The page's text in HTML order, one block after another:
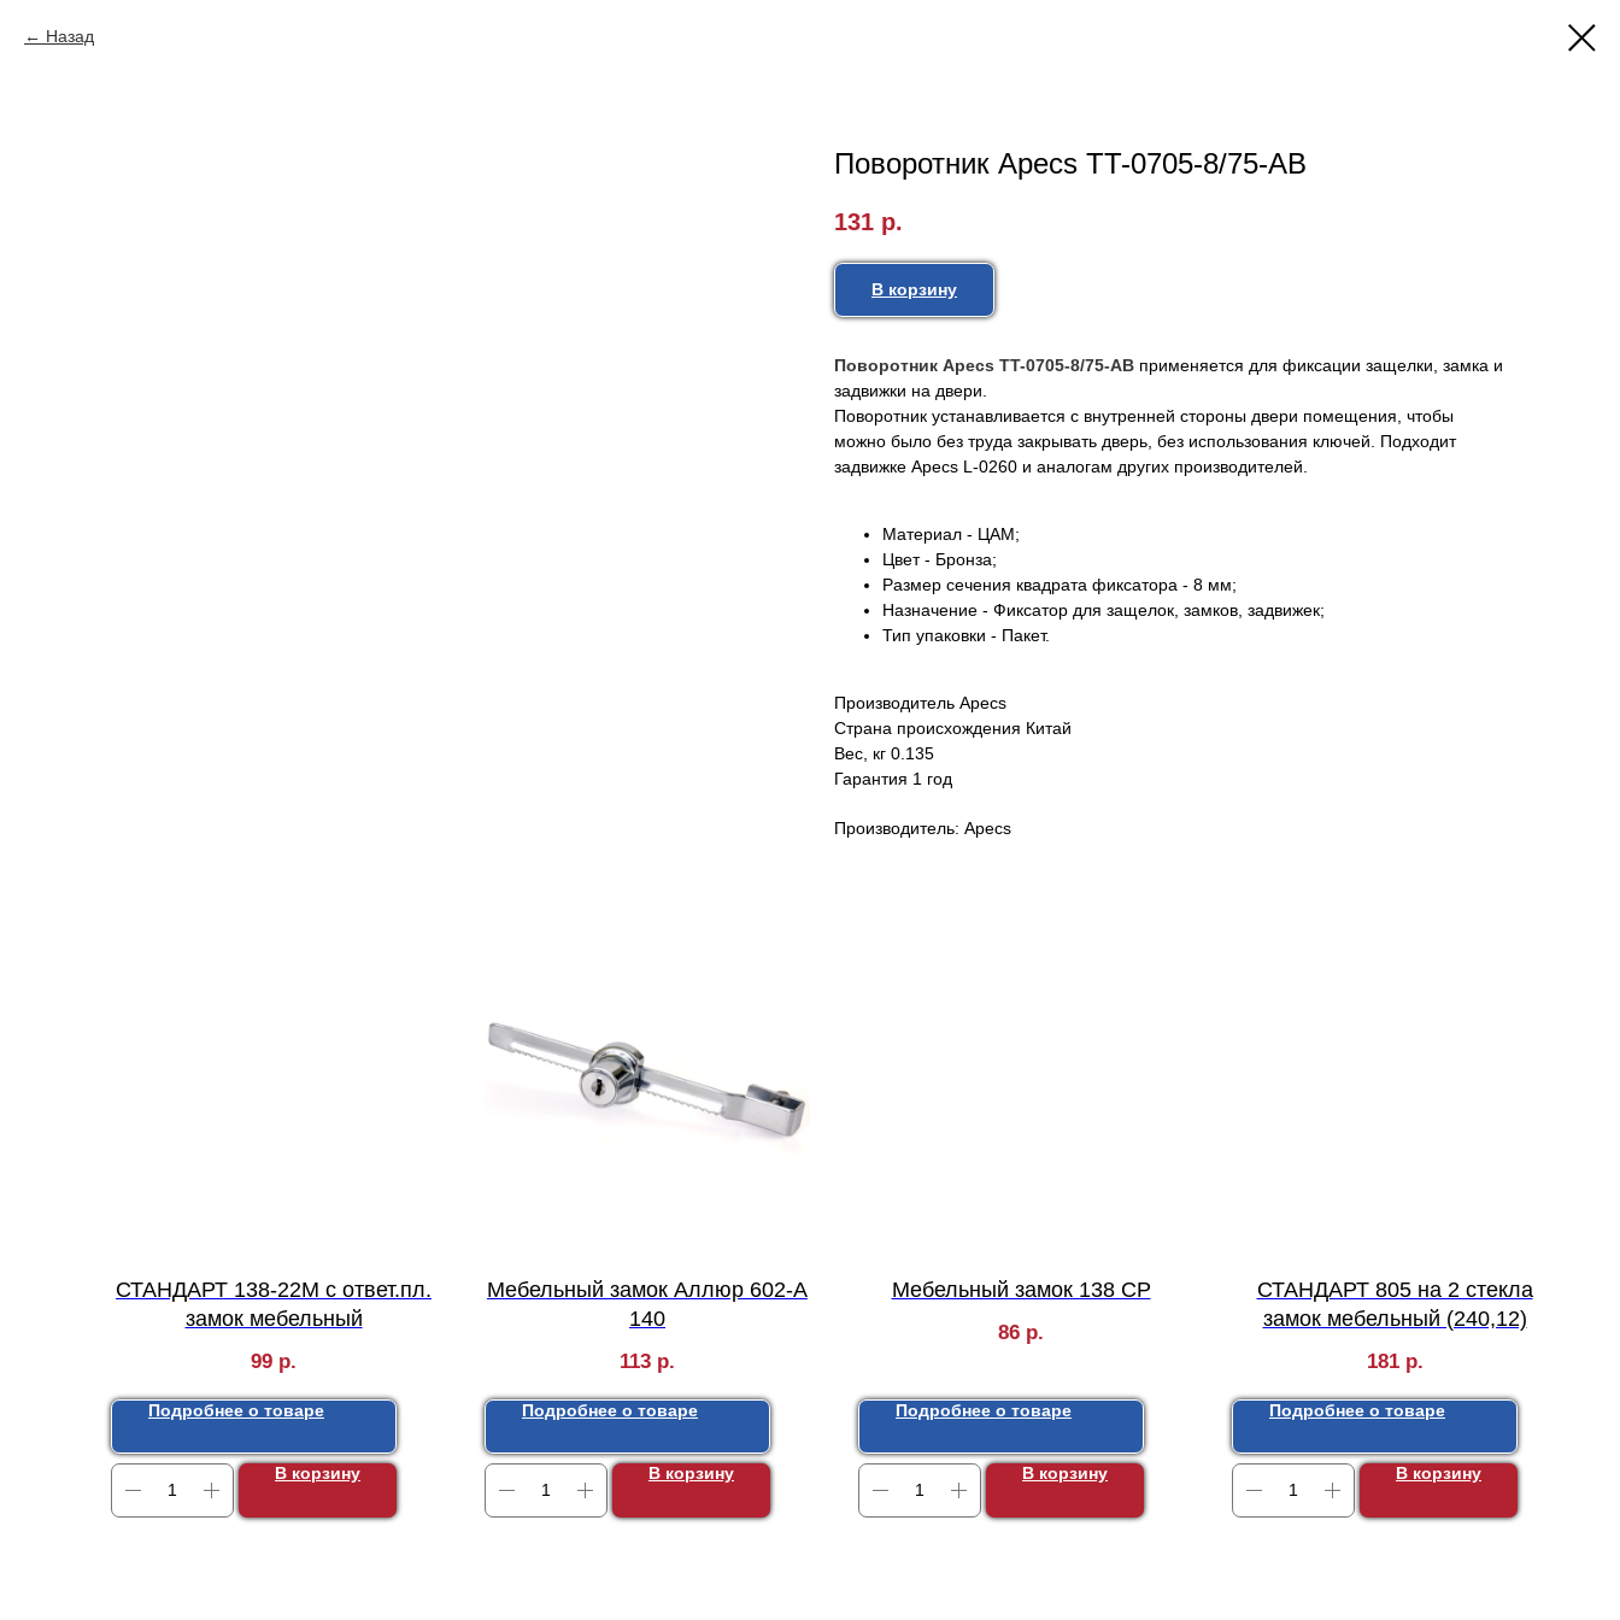
Назад
Поворотник Apecs TT-0705-8/75-AB
131 р.
В корзину
Поворотник Apecs TT-0705-8/75-AB применяется для фиксации защелки, замка и
задвижки на двери.
Поворотник устанавливается с внутренней стороны двери помещения, чтобы
можно было без труда закрывать дверь, без использования ключей. Подходит
задвижке Apecs L-0260 и аналогам других производителей.
Материал - ЦАМ;
Цвет - Бронза;
Размер сечения квадрата фиксатора - 8 мм;
Назначение - Фиксатор для защелок, замков, задвижек;
Тип упаковки - Пакет.
Производитель Apecs
Страна происхождения Китай
Вес, кг 0.135
Гарантия 1 год
Производитель: Apecs
СТАНДАРТ 138-22М с ответ.пл.
замок мебельный
99 р.
Подробнее о товаре
В корзину
Мебельный замок Аллюр 602-А
140
113 р.
Подробнее о товаре
В корзину
Мебельный замок 138 СP
86 р.
Подробнее о товаре
В корзину
СТАНДАРТ 805 на 2 стекла
замок мебельный (240,12)
181 р.
Подробнее о товаре
В корзину